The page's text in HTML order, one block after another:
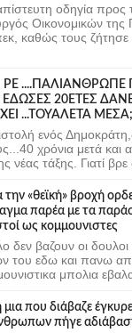
οδηγία προς
Οικονομικών της
καθώς τους ζήτησε
ΡΕ
20ΕΤΕΣ
...ΤΟΥΑΛΕΤΑ ΜΕΣΑ;
ενός
χρόνια μετά και
νέας τάξης. Γιατί βρε
την «θεϊκή» βροχή
παρέα με τα
ως κομμουνιστες
δεν βαζουν οι δουλοι
του εδω και πανω
μπολια
που διάβαζε
πήγε